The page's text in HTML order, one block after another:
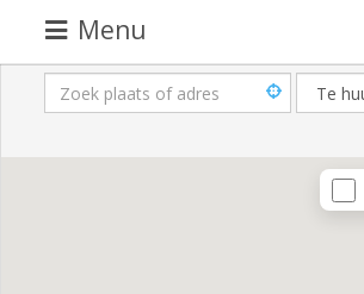
Menu